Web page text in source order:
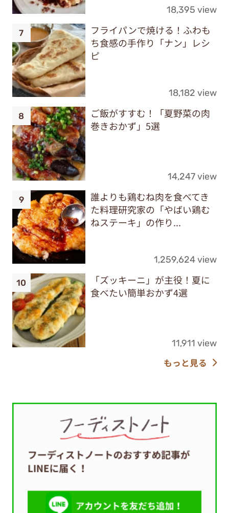
18,395 view
フライパンで焼ける！ふわも
ち食感の手作り「ナン」レシ
ピ
18,182 view
ご飯がすすむ！「夏野菜の肉
巻きおかず」5選
14,247 view
誰よりも鶏むね肉を食べてき
た料理研究家の「やばい鶏む
ねステーキ」の作り...
1,259,624 view
「ズッキーニ」が主役！夏に
食べたい簡単おかず4選
11,911 view
もっと見る